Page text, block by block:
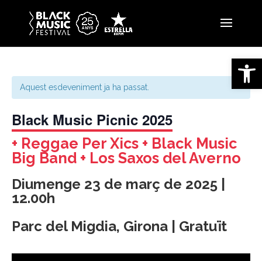
Obre
Aquest esdeveniment ja ha passat.
Black Music Picnic 2025
+ Reggae Per Xics + Black Music
Big Band + Los Saxos del Averno
Diumenge 23 de març de 2025 |
12.00h
Parc del Migdia, Girona | Gratuït